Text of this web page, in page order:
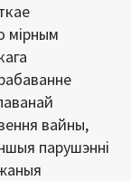
мірным
вайны,
парушэнні